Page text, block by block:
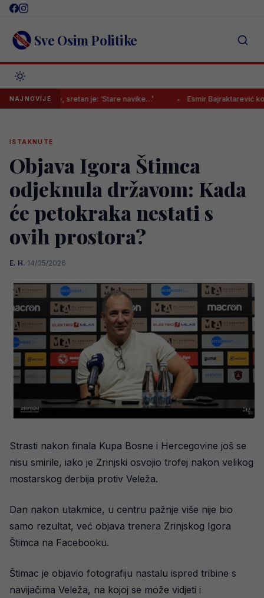
Skip
content Sve Osim Politike
NAJNOVIJE
sretan je: ‘Stare navike…’ Esmir Bajraktarević konačno
ISTAKNUTE
Objava Igora Štimca
odjeknula državom: Kada
će petokraka nestati s
ovih prostora?
E. H.·14/05/2026
Strasti nakon finala Kupa Bosne i Hercegovine još se
nisu smirile, iako je Zrinjski osvojio trofej nakon velikog
mostarskog derbija protiv Veleža.
Dan nakon utakmice, u centru pažnje više nije bio
samo rezultat, već objava trenera Zrinjskog Igora
Štimca na Facebooku.
Štimac je objavio fotografiju nastalu ispred tribine s
navijačima Veleža, na kojoj se može vidjeti i